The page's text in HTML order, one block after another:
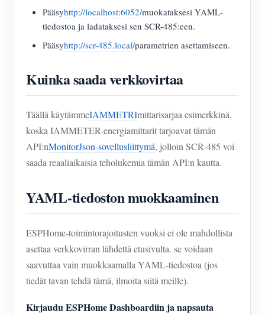
Pääsyhttp://localhost:6052/muokataksesi YAML-
tiedostoa ja ladataksesi sen SCR-485:een.
Pääsyhttp://scr-485.local/parametrien asettamiseen.
Kuinka saada verkkovirtaa
Täällä käytämmeIAMMETRImittarisarjaa esimerkkinä,
koska IAMMETER-energiamittarit tarjoavat tämän
API:nMonitorJson-sovellusliittymä, jolloin SCR-485 voi
saada reaaliaikaisia teholukemia tämän API:n kautta.
YAML-tiedoston muokkaaminen
ESPHome-toimintorajoitusten vuoksi ei ole mahdollista
asettaa verkkovirran lähdettä etusivulta. se voidaan
saavuttaa vain muokkaamalla YAML-tiedostoa (jos
tiedät tavan tehdä tämä, ilmoita siitä meille).
Kirjaudu ESPHome Dashboardiin ja napsauta